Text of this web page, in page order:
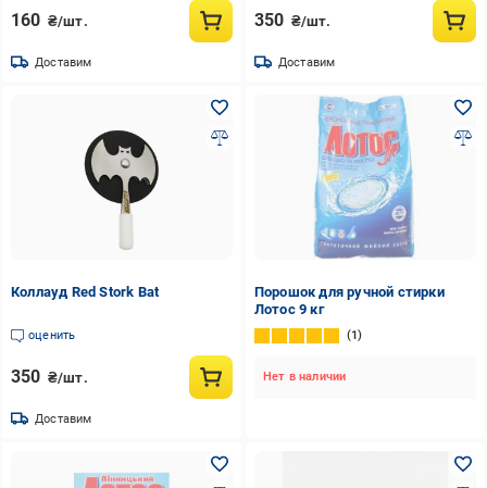
160 ₴/шт.
Доставим
350 ₴/шт.
Доставим
Коллауд Red Stork Bat
оценить
350 ₴/шт.
Доставим
Порошок для ручной стирки
Лотос 9 кг
1
Нет в наличии